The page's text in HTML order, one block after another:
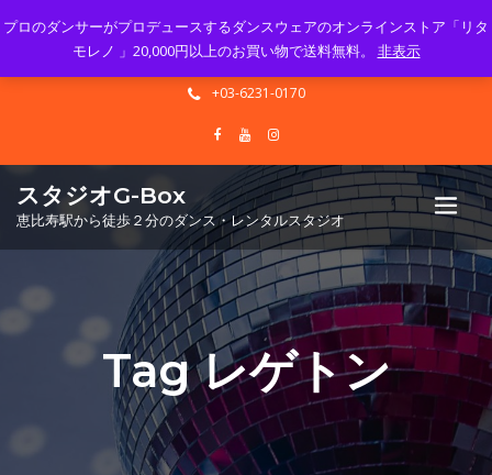
Mon - Sun 10.00 - 23.00
info@gbox-tango.com
+03-6231-0170
スタジオG-Box
恵比寿駅から徒歩２分のダンス・レンタルスタジオ
Tag レゲトン
プロのダンサーがプロデュースするダンスウェアのオンラインストア「リタ
モレノ 」20,000円以上のお買い物で送料無料。 非表示